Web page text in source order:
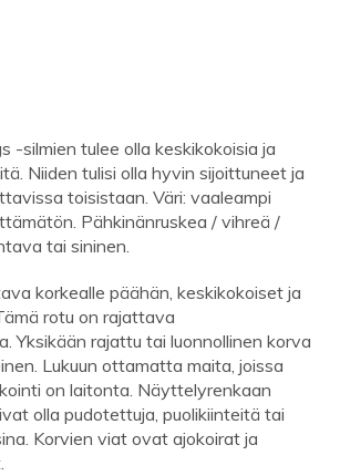
-silmien tulee olla keskikokoisia ja
Niiden tulisi olla hyvin sijoittuneet ja
toisistaan. Väri: vaaleampi
Pähkinänruskea / vihreä /
tai sininen.
korkealle päähän, keskikokoiset ja
rotu on rajattava
Yksikään rajattu tai luonnollinen korva
Lukuun ottamatta maita, joissa
on laitonta. Näyttelyrenkaan
olla pudotettuja, puolikiinteitä tai
Korvien viat ovat ajokoirat ja